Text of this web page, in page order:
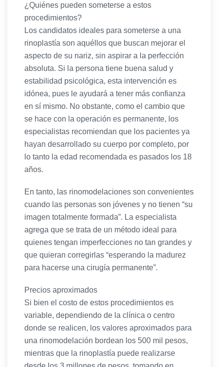
¿Quiénes pueden someterse a estos
procedimientos?
Los candidatos ideales para someterse a una
rinoplastía son aquéllos que buscan mejorar el
aspecto de su nariz, sin aspirar a la perfección
absoluta. Si la persona tiene buena salud y
estabilidad psicológica, esta intervención es
idónea, pues le ayudará a tener más confianza
en sí mismo. No obstante, como el cambio que
se hace con la operación es permanente, los
especialistas recomiendan que los pacientes ya
hayan desarrollado su cuerpo por completo, por
lo tanto la edad recomendada es pasados los 18
años.
En tanto, las rinomodelaciones son convenientes
cuando las personas son jóvenes y no tienen “su
imagen totalmente formada”. La especialista
agrega que se trata de un método ideal para
quienes tengan imperfecciones no tan grandes y
que quieran corregirlas “esperando la madurez
para hacerse una cirugía permanente”.
Precios aproximados
Si bien el costo de estos procedimientos es
variable, dependiendo de la clínica o centro
donde se realicen, los valores aproximados para
una rinomodelación bordean los 500 mil pesos,
mientras que la rinoplastía puede realizarse